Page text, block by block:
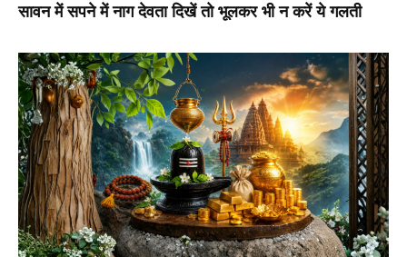
सावन में सपने में नाग देवता दिखें तो भूलकर भी न करें ये गलती